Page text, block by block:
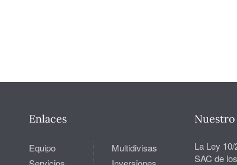
Enlaces
Equipo
Multidivisas
La Ley
SAC de